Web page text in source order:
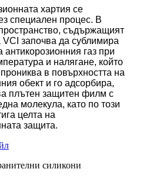
хартия се
специален процес. В
съдържащият
VCI започва да сублимира
антикорозионния газ при
и налягане, който
в повърхността на
обект и го адсорбира,
плътен защитен филм с
молекула, като по този
целта на
защита.